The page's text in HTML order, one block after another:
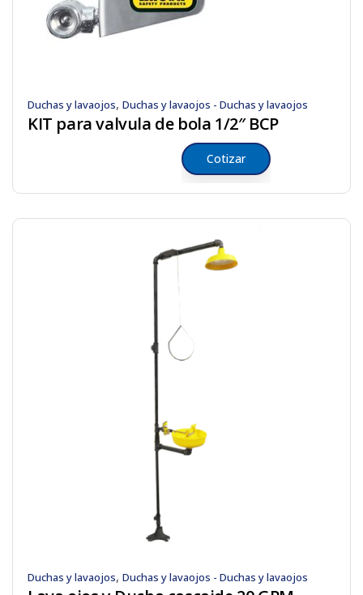
Duchas y lavaojos, Duchas y lavaojos - Duchas y lavaojos
KIT para valvula de bola 1/2″ BCP
Cotizar
Duchas y lavaojos, Duchas y lavaojos - Duchas y lavaojos